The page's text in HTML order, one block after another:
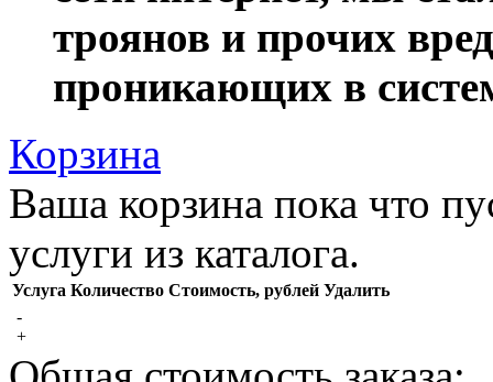
троянов и прочих
проникающих в
Корзина
Ваша корзина пока что
услуги из каталога.
Услуга Количество Стоимость, рублей Удалить
-
+